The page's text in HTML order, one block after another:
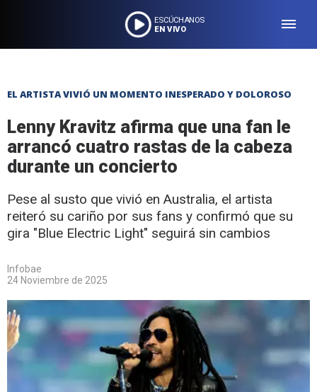
ESCÚCHANOS
EN VIVO
EL ARTISTA VIVIÓ UN MOMENTO INESPERADO Y DOLOROSO
Lenny Kravitz afirma que una fan le
arrancó cuatro rastas de la cabeza
durante un concierto
Pese al susto que vivió en Australia, el artista
reiteró su cariño por sus fans y confirmó que su
gira "Blue Electric Light" seguirá sin cambios
Infobae
24 Noviembre de 2025